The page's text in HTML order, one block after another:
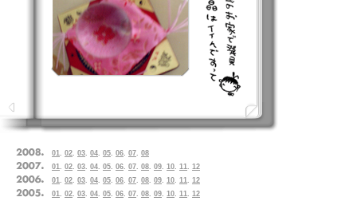
01. 02. 03. 04. 05. 06. 07. 08
01. 02. 03. 04. 05. 06. 07. 08. 09. 10. 11. 12
01. 02. 03. 04. 05. 06. 07. 08. 09. 10. 11. 12
01. 02. 03. 04. 05. 06. 07. 08. 09. 10. 11. 12